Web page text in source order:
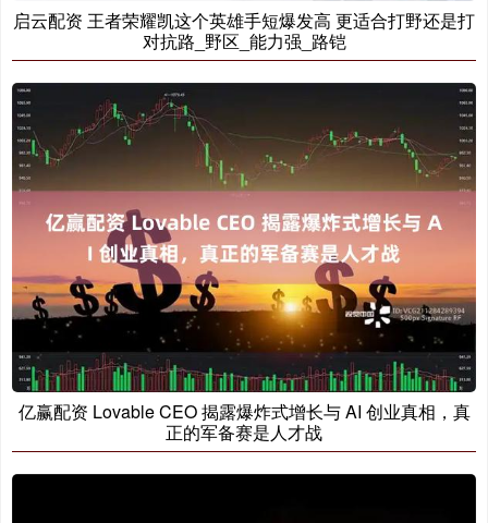
启云配资 王者荣耀凯这个英雄手短爆发高 更适合打野还是打
对抗路_野区_能力强_路铠
亿赢配资 Lovable CEO 揭露爆炸式增长与 AI 创业真相，真
正的军备赛是人才战